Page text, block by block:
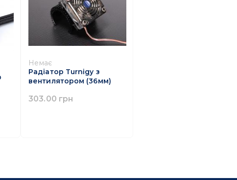
Немає
Радіатор Turnigy з
вентилятором (36мм)
303.00 грн